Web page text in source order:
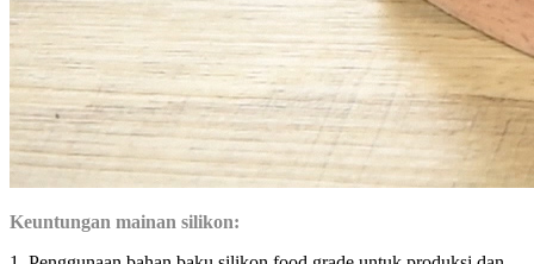
Keuntungan mainan silikon: